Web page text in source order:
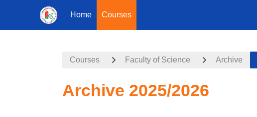
Home Courses
Courses Faculty of Science Archive
Archive 2025/2026